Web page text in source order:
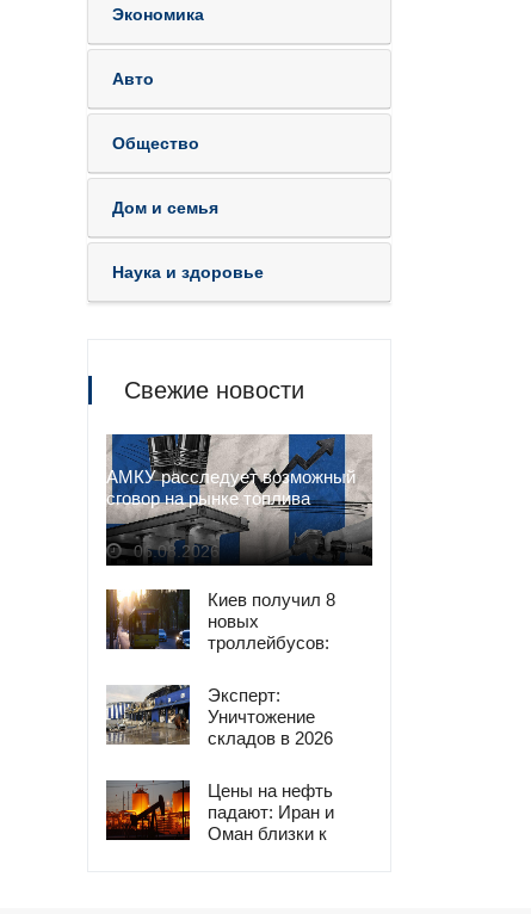
Экономика
Авто
Общество
Дом и семья
Наука и здоровье
Свежие новости
АМКУ расследует возможный
сговор на рынке топлива
06.08.2026
Киев получил 8
новых
троллейбусов:
обновления
транспорта
Эксперт:
Уничтожение
складов в 2026
дефицита топлива
2022-го
Цены на нефть
падают: Иран и
Оман близки к